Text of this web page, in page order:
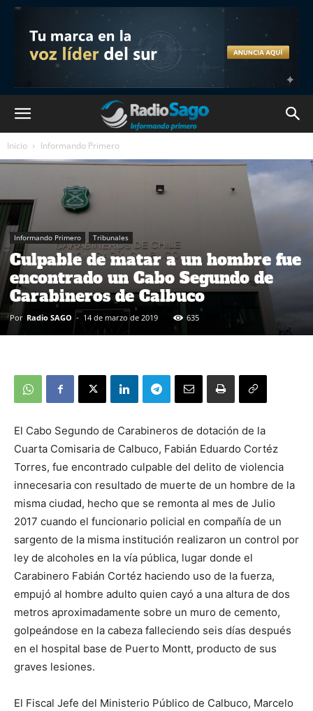
Inicio Informando Primero
Informando Primero Tribunales
Culpable de matar a un hombre fue
encontrado un Cabo Segundo de
Carabineros de Calbuco
Por Radio SAGO - 14 de marzo de 2019 635
El Cabo Segundo de Carabineros de dotación de la
Cuarta Comisaria de Calbuco, Fabián Eduardo Cortéz
Torres, fue encontrado culpable del delito de violencia
innecesaria con resultado de muerte de un hombre de la
misma ciudad, hecho que se remonta al mes de Julio
2017 cuando el funcionario policial en compañía de un
sargento de la misma institución realizaron un control por
ley de alcoholes en la vía pública, lugar donde el
Carabinero Fabián Cortéz haciendo uso de la fuerza,
empujó al hombre adulto quien cayó a una altura de dos
metros aproximadamente sobre un muro de cemento,
golpeándose en la cabeza falleciendo seis días después
en el hospital base de Puerto Montt, producto de sus
graves lesiones.
El Fiscal Jefe del Ministerio Público de Calbuco, Marcelo